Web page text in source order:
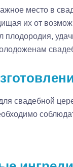
место в
их от
свадебной